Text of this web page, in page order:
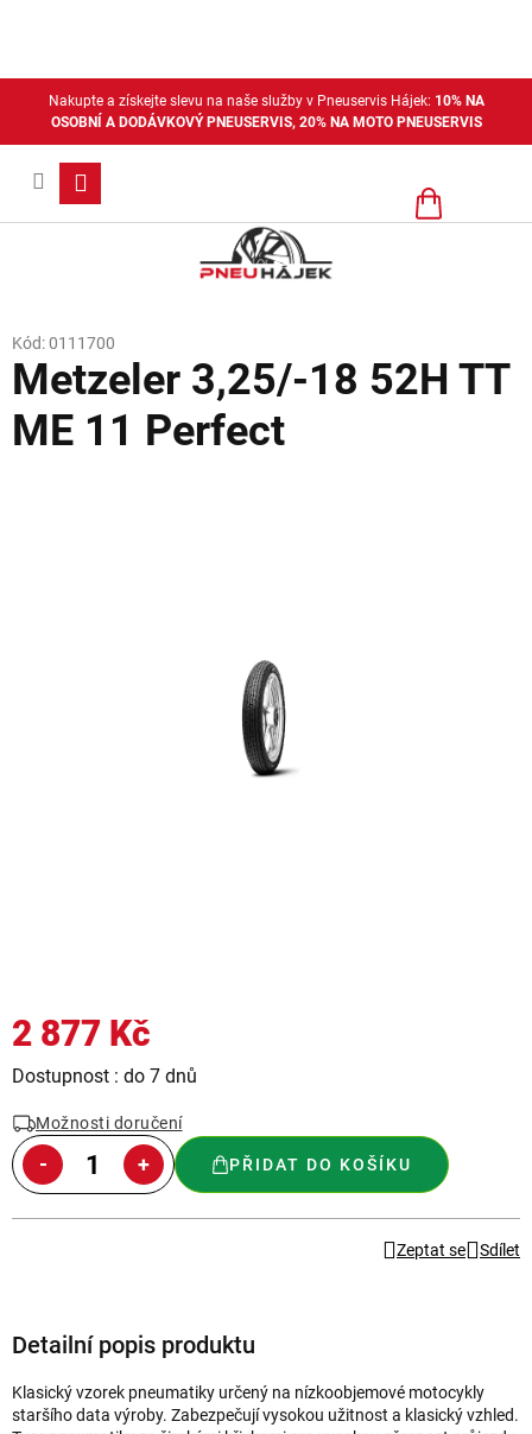
Nakupte a získejte slevu na naše služby v Pneuservis Hájek: 10% NA
OSOBNÍ A DODÁVKOVÝ PNEUSERVIS, 20% NA MOTO PNEUSERVIS
Nákupní
Metzeler 3,25/-18 52H TT
ME 11 Perfect
Kód:0111700
2 877 Kč
Měrná
Dostupnost : do 7 dnů
Možnosti doručení
PŘIDAT DO KOŠÍKU
Zeptat se Sdílet
Detailní popis produktu
Klasický vzorek pneumatiky určený na nízkoobjemové motocykly
staršího data výroby. Zabezpečují vysokou užitnost a klasický vzhled.